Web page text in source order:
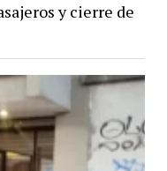
y cierre de